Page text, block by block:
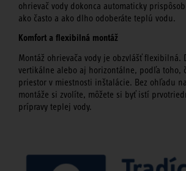
ohrievač vody dokonca automaticky
ako často a ako dlho odoberáte teplú vodu.
Komfort a flexibilná montáž
Montáž ohrievača vody je obzvlášť flexibilná.
vertikálne alebo aj horizontálne, podľa toho,
priestor v miestnosti inštalácie. Bez ohľadu
montáže si zvolíte, môžete si byť istí
prípravy teplej vody.